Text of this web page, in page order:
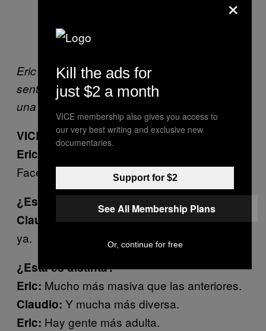
Eric Suarez, 35, y Claudio Santis, 40,
sentados a la derecha de la foto, encima de
una reja.
VICE: ¿Qué hacen aquí arriba?
Eric:
Facebook.
¿Es su primera marcha?
Claudio:Noooo, uuu, como nueve marchas
ya.
¿Esta es distinta?
Eric: Mucho más masiva que las anteriores.
Claudio: Y mucha más diversa.
Eric: Hay gente más adulta.
Kill the ads for
just $2 a month
VICE membership also gives you access to
our very best writing and exclusive new
documentaries.
Support for $2
See All Membership Plans
Or, continue for free